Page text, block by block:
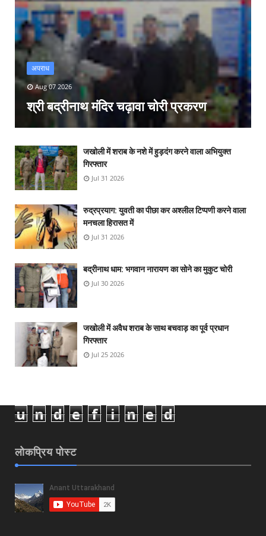
अपराध
Aug 07 2026
श्री बद्रीनाथ मंदिर चढ़ावा चोरी प्रकरण
जखोली में शराब के नशे में हुड़दंग करने वाला अभियुक्त
गिरफ्तार
Jul 31 2026
रुद्रप्रयाग: युवती का पीछा कर अश्लील टिप्पणी करने वाला
मनचला हिरासत में
Jul 31 2026
बद्रीनाथ धाम: भगवान नारायण का सोने का मुकुट चोरी
Jul 30 2026
जखोली में अवैध शराब के साथ बचवाड़ का पूर्व प्रधान
गिरफ्तार
Jul 25 2026
u n d e f i n e d
लोकप्रिय पोस्ट